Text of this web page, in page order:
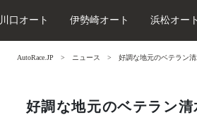
川口オート 伊勢崎オート 浜松オート
AutoRace.JP ニュース 好調な地元のベテラン
好調な地元のベテラン